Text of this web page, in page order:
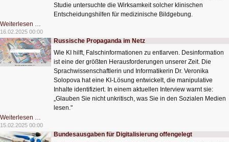
Studie untersuchte die Wirksamkeit solcher klinischen
Entscheidungshilfen für medizinische Bildgebung.
Weiterlesen …
Bildgebung
im
Klinikalltag
sinnvoll?
16.02.2025 00:00
Russische Propaganda im Netz
Wie KI hilft, Falschinformationen zu entlarven. Desinformation
ist eine der größten Herausforderungen unserer Zeit. Die
Sprachwissenschaftlerin und Informatikerin Dr. Veronika
Solopova hat eine KI-Lösung entwickelt, die manipulative
Inhalte identifiziert. In einem aktuellen Interview warnt sie:
„Glauben Sie nicht unkritisch, was Sie in den Sozialen Medien
lesen."
Weiterlesen …
Propaganda
im
Netz
15.02.2025 00:00
Bundesausgaben für Digitalisierung offengelegt